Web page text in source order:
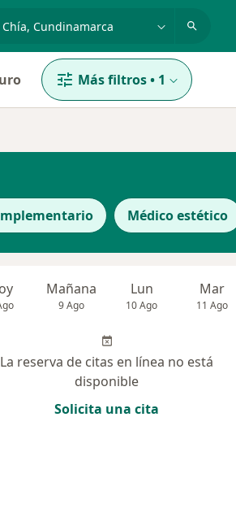
p. ej. Bogotá
Más filtros• 1
Médico estético
Mañana
9 Ago
Lun
10 Ago
Mar
11 Ago
La reserva de citas en línea no está
disponible
Solicita una cita